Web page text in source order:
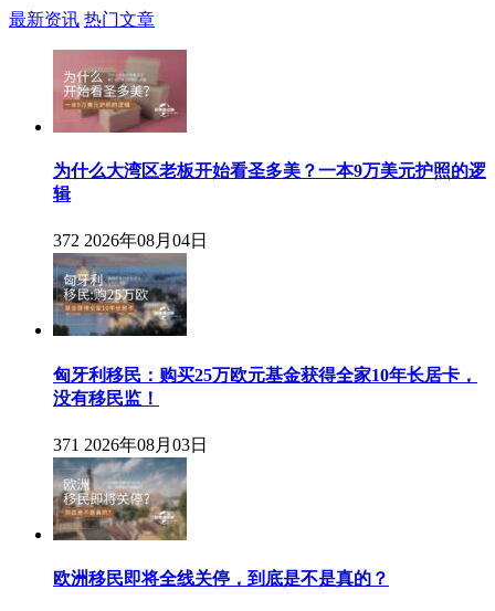
最新资讯 热门文章
为什么大湾区老板开始看圣多美？一本9万美元护照的逻
辑
372 2026年08月04日
匈牙利移民：购买25万欧元基金获得全家10年长居卡，
没有移民监！
371 2026年08月03日
欧洲移民即将全线关停，到底是不是真的？